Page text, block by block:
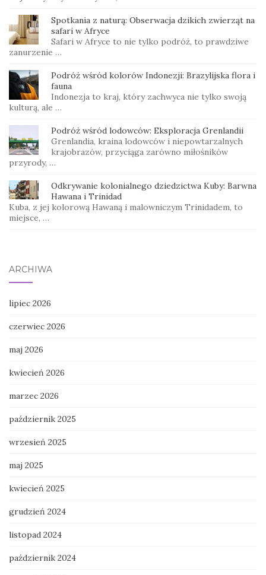
Spotkania z naturą: Obserwacja dzikich zwierząt na
safari w Afryce
Safari w Afryce to nie tylko podróż, to prawdziwe
zanurzenie …
Podróż wśród kolorów Indonezji: Brazylijska flora i
fauna
Indonezja to kraj, który zachwyca nie tylko swoją
kulturą, ale …
Podróż wśród lodowców: Eksploracja Grenlandii
Grenlandia, kraina lodowców i niepowtarzalnych
krajobrazów, przyciąga zarówno miłośników
przyrody, …
Odkrywanie kolonialnego dziedzictwa Kuby: Barwna
Hawana i Trinidad
Kuba, z jej kolorową Hawaną i malowniczym Trinidadem, to
miejsce, …
ARCHIWA
lipiec 2026
czerwiec 2026
maj 2026
kwiecień 2026
marzec 2026
październik 2025
wrzesień 2025
maj 2025
kwiecień 2025
grudzień 2024
listopad 2024
październik 2024